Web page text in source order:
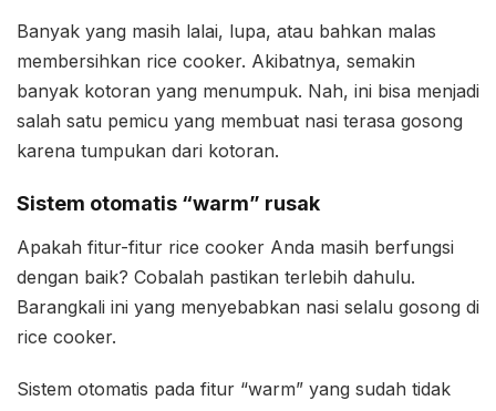
Banyak yang masih lalai, lupa, atau bahkan malas
membersihkan rice cooker. Akibatnya, semakin
banyak kotoran yang menumpuk. Nah, ini bisa menjadi
salah satu pemicu yang membuat nasi terasa gosong
karena tumpukan dari kotoran.
Sistem otomatis “warm” rusak
Apakah fitur-fitur rice cooker Anda masih berfungsi
dengan baik? Cobalah pastikan terlebih dahulu.
Barangkali ini yang menyebabkan nasi selalu gosong di
rice cooker.
Sistem otomatis pada fitur “warm” yang sudah tidak